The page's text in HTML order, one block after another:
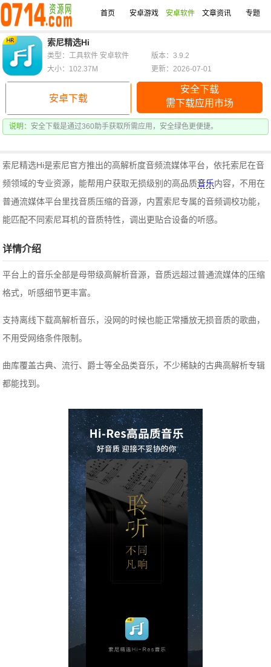
首页 安卓游戏 安卓软件 文章资讯 专题
索尼精选Hi
安卓下载
安全下载
需下载应用市场
说明： 安全下载是通过360助手获取所需应用，安全绿色更便捷。
类型：工具软件 安卓软件
版本：3.9.2
大小：102.37M
更新：2026-07-01
索尼精选Hi是索尼官方推出的高解析度音频流媒体平台，依托索尼在音
频领域的专业资源，能帮用户获取无损级别的高品质音乐内容，不用在
普通流媒体平台里找音质压缩的音源， 内置索尼专属的音频调校功能，
能匹配不同索尼耳机的音质特性，调出更贴合设备的听感。
详情介绍
平台上的音乐全部是母带级高解析音源，音质远超过普通流媒体的压缩
格式，听感细节更丰富。
支持离线下载高解析音乐，没网的时候也能正常播放无损音质的歌曲，
不用受网络条件限制。
曲库覆盖古典、流行、爵士等全品类音乐，不少稀缺的古典高解析专辑
都能找到。